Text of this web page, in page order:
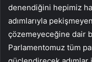
denendiğini hepimiz
adımlarıyla
çözemeyeceğine dair
Parlamentomuz tüm